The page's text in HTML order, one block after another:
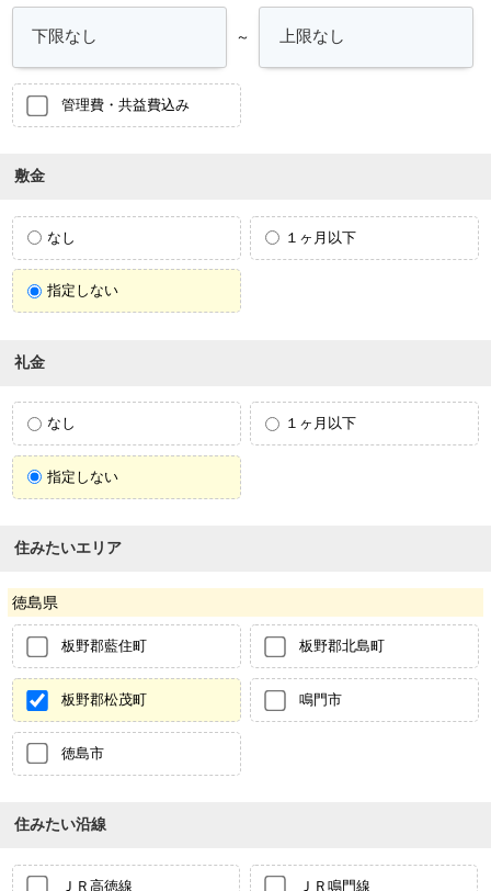
～
管理費・共益費込み
敷金
なし １ヶ月以下
指定しない
礼金
なし １ヶ月以下
指定しない
住みたいエリア
徳島県
板野郡藍住町 板野郡北島町
板野郡松茂町 鳴門市
徳島市
住みたい沿線
ＪＲ高徳線 ＪＲ鳴門線